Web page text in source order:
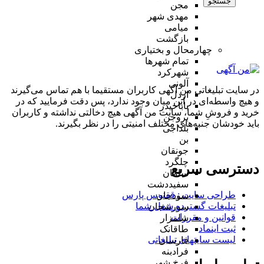
مجن
مهدی شهر
میامی
بازگشت
چهارمحال و بختیاری
تمام شهر‌ها
شهرکرد
آلونی
اردل
باباحیدر
بروجن
بلداجی
بن
جونقان
چلگرد
سامان
سفیددشت
سودجان
سورشجان
شلمزار
طاقانک
فارسان
فرادبنه
در سایت تبلیغاتی من آگهی کاربران مستقیما با هم تماس می‌گیرند
و هیچ واسطه‌ای در این میان وجود ندارد، پس دقت فرمایید که در
خرید و فروشِ شما، سایت من آگهی هیچ دخالتی نداشته و کاربران
باید خودشان جنبه‌های مختلف امنیتی را در نظر بگیرند.
دسترسی سریع
طراحی سایت :‌ ققنوس پارس
تبلیغات گسترده شغل شما
قوانین و مقررات
ثبت اینماد
لیست سایتهای تبلیغاتی